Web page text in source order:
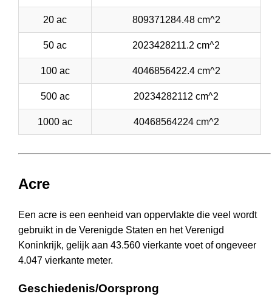
20 ac 809371284.48 cm^2
50 ac 2023428211.2 cm^2
100 ac 4046856422.4 cm^2
500 ac 20234282112 cm^2
1000 ac 40468564224 cm^2
Acre
Een acre is een eenheid van oppervlakte die veel wordt
gebruikt in de Verenigde Staten en het Verenigd
Koninkrijk, gelijk aan 43.560 vierkante voet of ongeveer
4.047 vierkante meter.
Geschiedenis/Oorsprong